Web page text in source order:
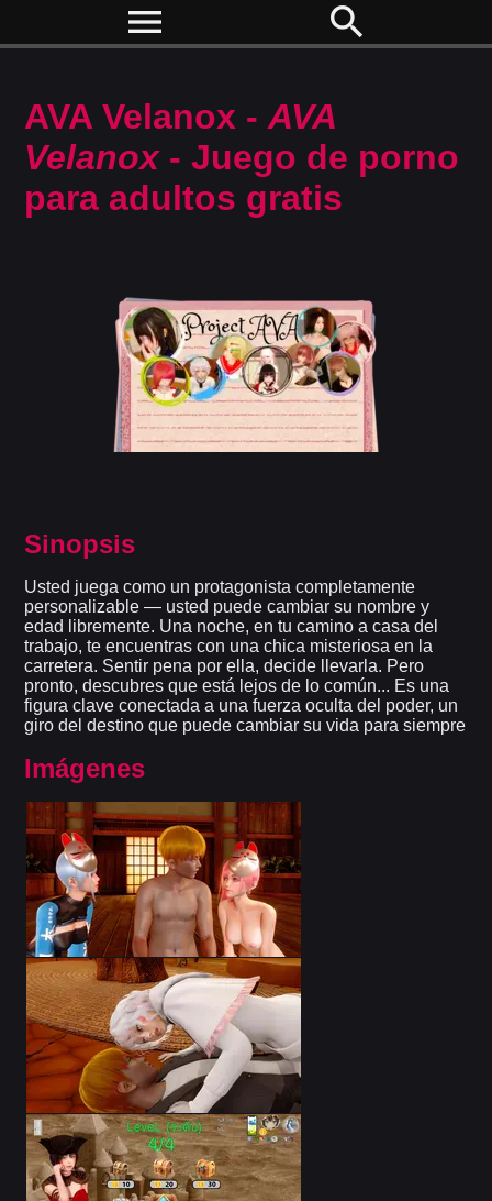
menu search
AVA Velanox -AVA
Velanox- Juego de porno
para adultos gratis
Sinopsis
Usted juega como un protagonista completamente
personalizable — usted puede cambiar su nombre y
edad libremente. Una noche, en tu camino a casa del
trabajo, te encuentras con una chica misteriosa en la
carretera. Sentir pena por ella, decide llevarla. Pero
pronto, descubres que está lejos de lo común... Es una
figura clave conectada a una fuerza oculta del poder, un
giro del destino que puede cambiar su vida para siempre
Imágenes